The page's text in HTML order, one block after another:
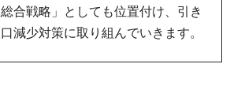
合戦略」としても位置付け、引き
減少対策に取り組んでいきます。